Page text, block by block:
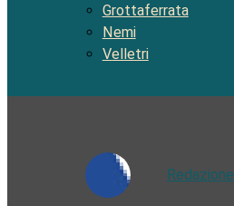
Grottaferrata
Nemi
Velletri
Redazione